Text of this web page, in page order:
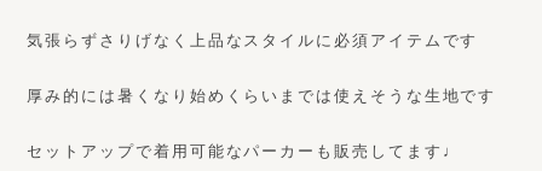
気張らずさりげなく上品なスタイルに必須アイテムです
厚み的には暑くなり始めくらいまでは使えそうな生地です
セットアップで着用可能なパーカーも販売してます♩